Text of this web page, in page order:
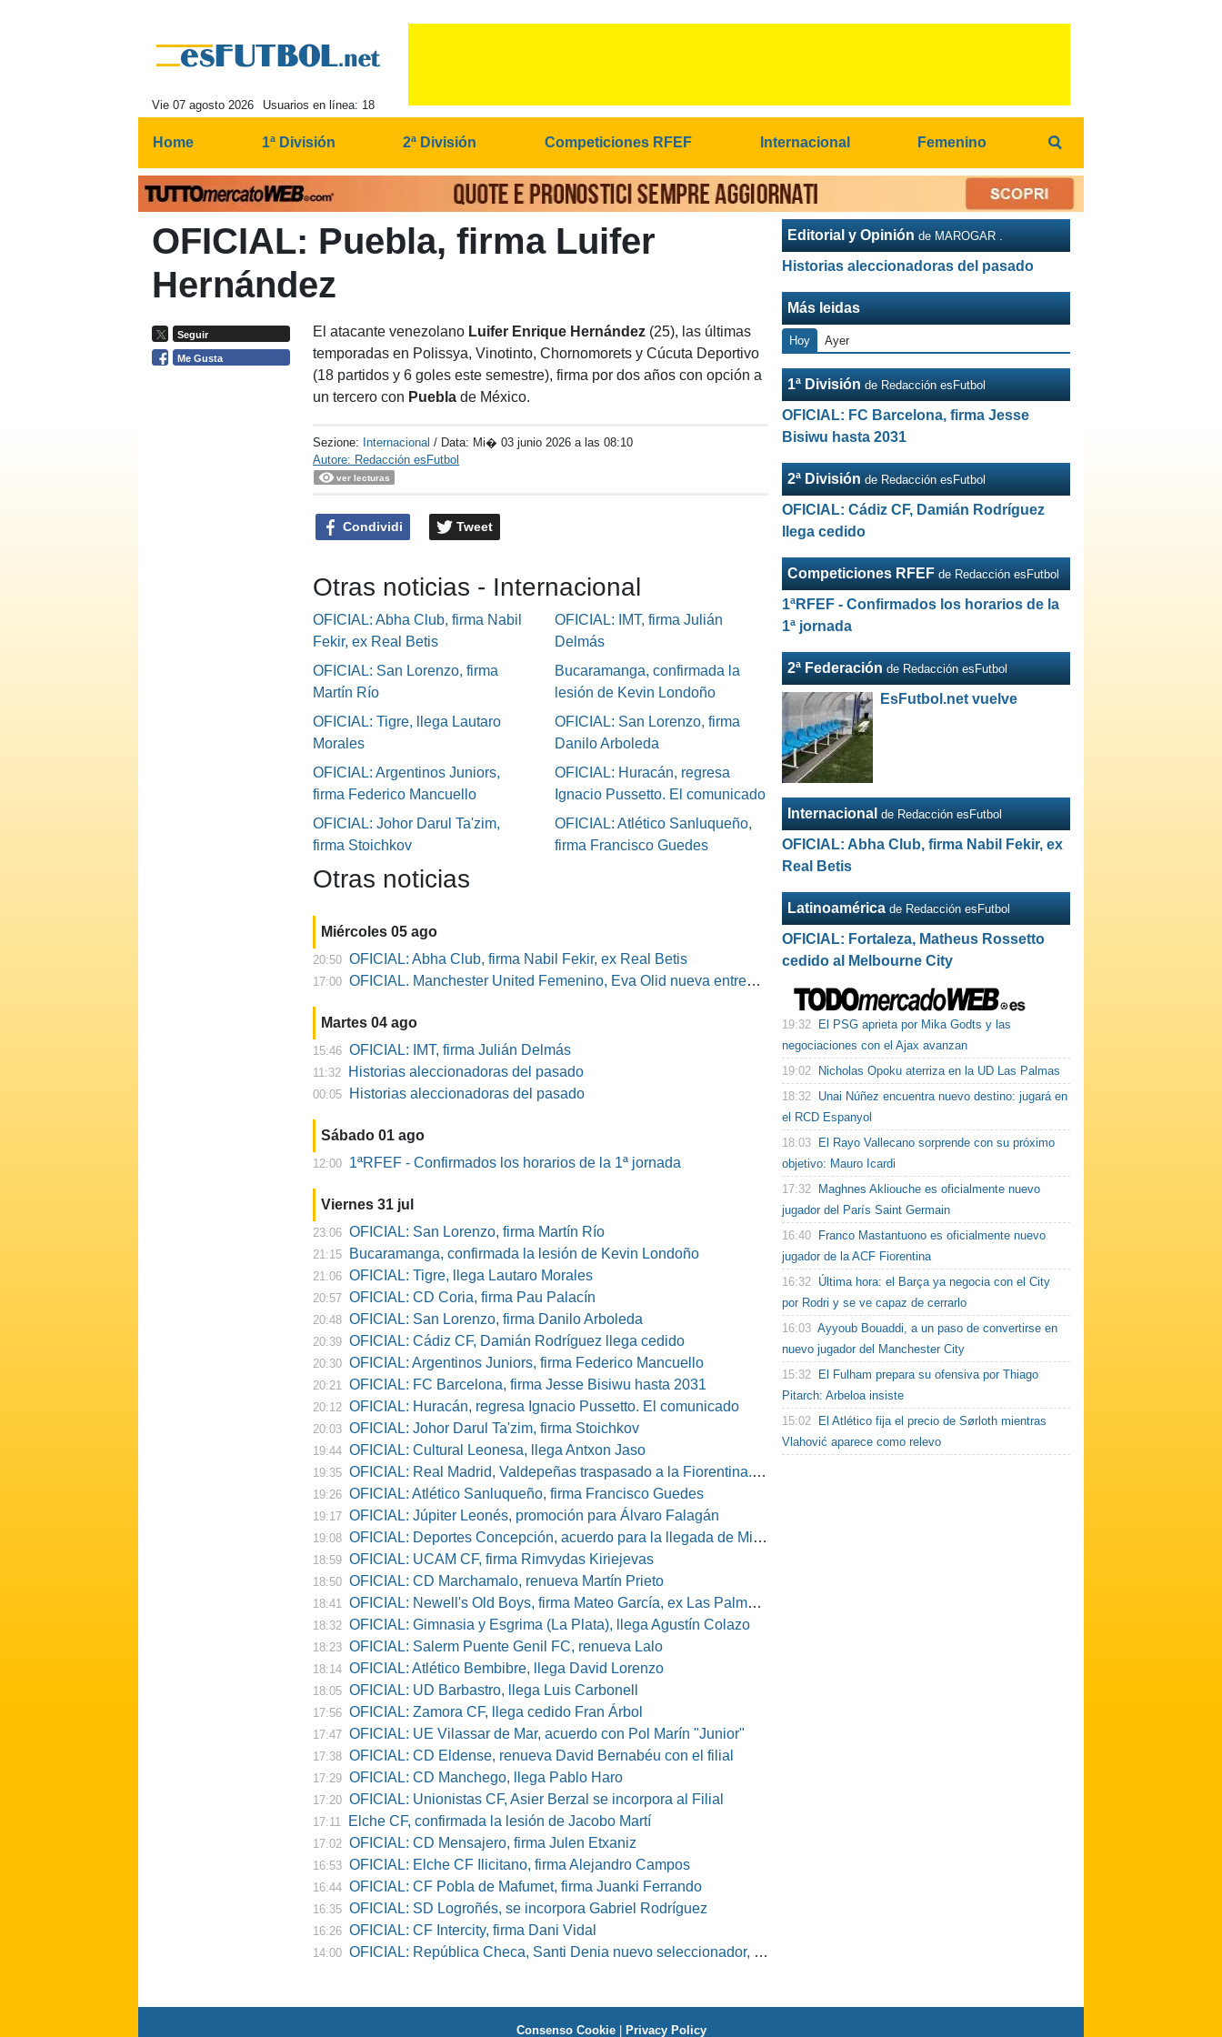
Vie 07 agosto 2026 Usuarios en línea: 18
Home 1ª División 2ª División Competiciones RFEF Internacional Femenino
OFICIAL: Puebla, firma Luifer
Hernández
Seguir
Me Gusta
El atacante venezolano Luifer Enrique Hernández (25), las últimas
temporadas en Polissya, Vinotinto, Chornomorets y Cúcuta Deportivo
(18 partidos y 6 goles este semestre), firma por dos años con opción a
un tercero con Pueblade México.
Sezione: Internacional / Data: Mi� 03 junio 2026 a las 08:10
Autore: Redacción esFutbol
ver lecturas
Condividi Tweet
Otras noticias - Internacional
OFICIAL: Abha Club, firma Nabil
Fekir, ex Real Betis
OFICIAL: IMT, firma Julián
Delmás
OFICIAL: San Lorenzo, firma
Martín Río
Bucaramanga, confirmada la
lesión de Kevin Londoño
OFICIAL: Tigre, llega Lautaro
Morales
OFICIAL: San Lorenzo, firma
Danilo Arboleda
OFICIAL: Argentinos Juniors,
firma Federico Mancuello
OFICIAL: Huracán, regresa
Ignacio Pussetto. El comunicado
OFICIAL: Johor Darul Ta'zim,
firma Stoichkov
OFICIAL: Atlético Sanluqueño,
firma Francisco Guedes
Otras noticias
Miércoles 05 ago
20:50 OFICIAL: Abha Club, firma Nabil Fekir, ex Real Betis
17:00 OFICIAL. Manchester United Femenino, Eva Olid nueva entrenadora
Martes 04 ago
15:46 OFICIAL: IMT, firma Julián Delmás
11:32 Historias aleccionadoras del pasado
00:05 Historias aleccionadoras del pasado
Sábado 01 ago
12:00 1ªRFEF - Confirmados los horarios de la 1ª jornada
Viernes 31 jul
23:06 OFICIAL: San Lorenzo, firma Martín Río
21:15 Bucaramanga, confirmada la lesión de Kevin Londoño
21:06 OFICIAL: Tigre, llega Lautaro Morales
20:57 OFICIAL: CD Coria, firma Pau Palacín
20:48 OFICIAL: San Lorenzo, firma Danilo Arboleda
20:39 OFICIAL: Cádiz CF, Damián Rodríguez llega cedido
20:30 OFICIAL: Argentinos Juniors, firma Federico Mancuello
20:21 OFICIAL: FC Barcelona, firma Jesse Bisiwu hasta 2031
20:12 OFICIAL: Huracán, regresa Ignacio Pussetto. El comunicado
20:03 OFICIAL: Johor Darul Ta'zim, firma Stoichkov
19:44 OFICIAL: Cultural Leonesa, llega Antxon Jaso
19:35 OFICIAL: Real Madrid, Valdepeñas traspasado a la Fiorentina. El comunicado
19:26 OFICIAL: Atlético Sanluqueño, firma Francisco Guedes
19:17 OFICIAL: Júpiter Leonés, promoción para Álvaro Falagán
19:08 OFICIAL: Deportes Concepción, acuerdo para la llegada de Miguel Barbieri
18:59 OFICIAL: UCAM CF, firma Rimvydas Kiriejevas
18:50 OFICIAL: CD Marchamalo, renueva Martín Prieto
18:41 OFICIAL: Newell's Old Boys, firma Mateo García, ex Las Palmas, Osasuna o Alcorcón
18:32 OFICIAL: Gimnasia y Esgrima (La Plata), llega Agustín Colazo
18:23 OFICIAL: Salerm Puente Genil FC, renueva Lalo
18:14 OFICIAL: Atlético Bembibre, llega David Lorenzo
18:05 OFICIAL: UD Barbastro, llega Luis Carbonell
17:56 OFICIAL: Zamora CF, llega cedido Fran Árbol
17:47 OFICIAL: UE Vilassar de Mar, acuerdo con Pol Marín "Junior"
17:38 OFICIAL: CD Eldense, renueva David Bernabéu con el filial
17:29 OFICIAL: CD Manchego, llega Pablo Haro
17:20 OFICIAL: Unionistas CF, Asier Berzal se incorpora al Filial
17:11 Elche CF, confirmada la lesión de Jacobo Martí
17:02 OFICIAL: CD Mensajero, firma Julen Etxaniz
16:53 OFICIAL: Elche CF Ilicitano, firma Alejandro Campos
16:44 OFICIAL: CF Pobla de Mafumet, firma Juanki Ferrando
16:35 OFICIAL: SD Logroñés, se incorpora Gabriel Rodríguez
16:26 OFICIAL: CF Intercity, firma Dani Vidal
14:00 OFICIAL: República Checa, Santi Denia nuevo seleccionador, Pablo Amo su ayudante
Editorial y Opinión de MAROGAR .
Historias aleccionadoras del pasado
Más leidas
Hoy Ayer
1ª División de Redacción esFutbol
OFICIAL: FC Barcelona, firma Jesse
Bisiwu hasta 2031
2ª División de Redacción esFutbol
OFICIAL: Cádiz CF, Damián Rodríguez
llega cedido
Competiciones RFEF de Redacción esFutbol
1ªRFEF - Confirmados los horarios de la
1ª jornada
2ª Federación de Redacción esFutbol
EsFutbol.net vuelve
Internacional de Redacción esFutbol
OFICIAL: Abha Club, firma Nabil Fekir, ex
Real Betis
Latinoamérica de Redacción esFutbol
OFICIAL: Fortaleza, Matheus Rossetto
cedido al Melbourne City
19:32
El PSG aprieta por Mika Godts y las
negociaciones con el Ajax avanzan
19:02
Nicholas Opoku aterriza en la UD Las Palmas
18:32 Unai Núñez encuentra nuevo destino: jugará en
el RCD Espanyol
18:03
El Rayo Vallecano sorprende con su próximo
objetivo: Mauro Icardi
17:32
Maghnes Akliouche es oficialmente nuevo
jugador del París Saint Germain
16:40
Franco Mastantuono es oficialmente nuevo
jugador de la ACF Fiorentina
16:32 Última hora: el Barça ya negocia con el City
por Rodri y se ve capaz de cerrarlo
16:03 Ayyoub Bouaddi, a un paso de convertirse en
nuevo jugador del Manchester City
15:32
El Fulham prepara su ofensiva por Thiago
Pitarch: Arbeloa insiste
15:02
El Atlético fija el precio de Sørloth mientras
Vlahović aparece como relevo
Consenso Cookie| Privacy Policy